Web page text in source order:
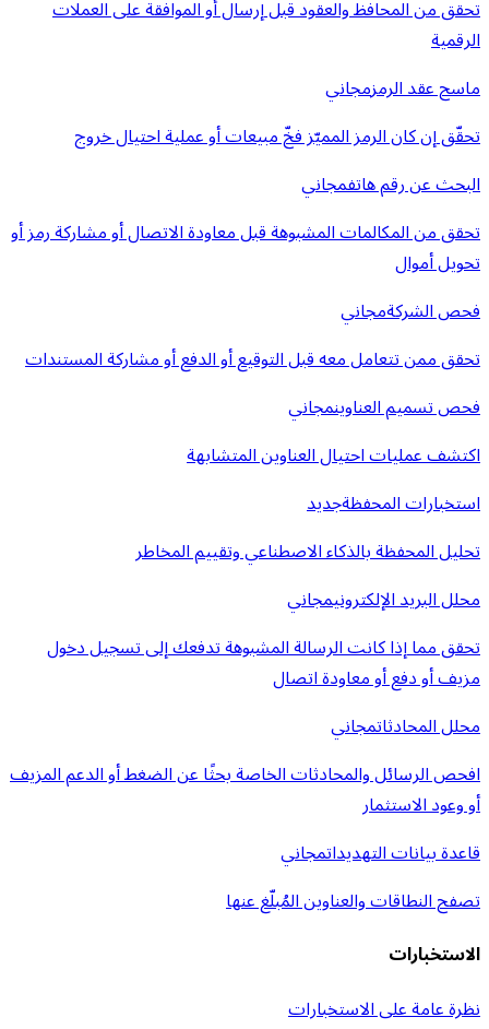
تحقق من المحافظ والعقود قبل إرسال أو الموافقة على العملات
الرقمية
ماسح عقد الرمزمجاني
تحقّق إن كان الرمز المميّز فخّ مبيعات أو عملية احتيال خروج
البحث عن رقم هاتفمجاني
تحقق من المكالمات المشبوهة قبل معاودة الاتصال أو مشاركة رمز أو
تحويل أموال
فحص الشركةمجاني
تحقق ممن تتعامل معه قبل التوقيع أو الدفع أو مشاركة المستندات
فحص تسميم العناوينمجاني
اكتشف عمليات احتيال العناوين المتشابهة
استخبارات المحفظةجديد
تحليل المحفظة بالذكاء الاصطناعي وتقييم المخاطر
محلل البريد الإلكترونيمجاني
تحقق مما إذا كانت الرسالة المشبوهة تدفعك إلى تسجيل دخول
مزيف أو دفع أو معاودة اتصال
محلل المحادثاتمجاني
افحص الرسائل والمحادثات الخاصة بحثًا عن الضغط أو الدعم المزيف
أو وعود الاستثمار
قاعدة بيانات التهديداتمجاني
تصفح النطاقات والعناوين المُبلّغ عنها
الاستخبارات
نظرة عامة على الاستخبارات